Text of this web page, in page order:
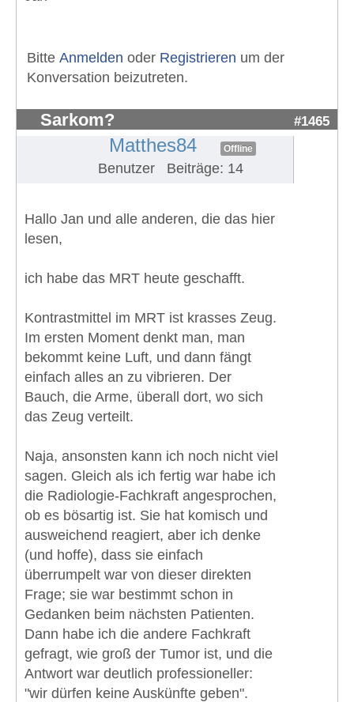
Bitte Anmelden oder Registrieren um der
Konversation beizutreten.
Sarkom? #1465
Matthes84 Offline
Benutzer Beiträge: 14
Hallo Jan und alle anderen, die das hier
lesen,
ich habe das MRT heute geschafft.
Kontrastmittel im MRT ist krasses Zeug.
Im ersten Moment denkt man, man
bekommt keine Luft, und dann fängt
einfach alles an zu vibrieren. Der
Bauch, die Arme, überall dort, wo sich
das Zeug verteilt.
Naja, ansonsten kann ich noch nicht viel
sagen. Gleich als ich fertig war habe ich
die Radiologie-Fachkraft angesprochen,
ob es bösartig ist. Sie hat komisch und
ausweichend reagiert, aber ich denke
(und hoffe), dass sie einfach
überrumpelt war von dieser direkten
Frage; sie war bestimmt schon in
Gedanken beim nächsten Patienten.
Dann habe ich die andere Fachkraft
gefragt, wie groß der Tumor ist, und die
Antwort war deutlich professioneller:
"wir dürfen keine Auskünfte geben".